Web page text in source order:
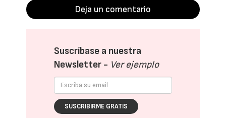
Deja un comentario
Suscríbase a nuestra
Newsletter - Ver ejemplo
SUSCRIBIRME GRATIS